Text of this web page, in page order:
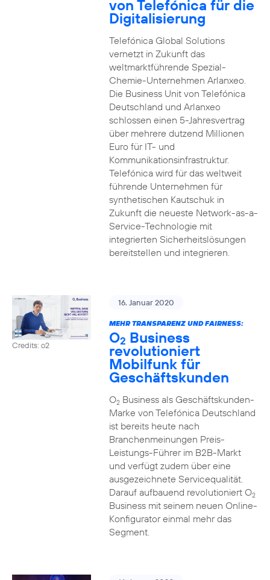
von Telefónica für die
Digitalisierung
Telefónica Global Solutions
vernetzt in Zukunft das
weltmarktführende Spezial-
Chemie-Unternehmen Arlanxeo.
Die Business Unit von Telefónica
Deutschland und Arlanxeo
schlossen einen 5-Jahresvertrag
über mehrere dutzend Millionen
Euro für IT- und
Kommunikationsinfrastruktur.
Telefónica wird für das weltweit
führende Unternehmen für
synthetischen Kautschuk in
Zukunft die neueste Network-as-a-
Service-Technologie mit
integrierten Sicherheitslösungen
bereitstellen und integrieren.
Credits: o2
16. Januar 2020
MEHR TRANSPARENZ UND FAIRNESS:
O2 Business
revolutioniert
Mobilfunk für
Geschäftskunden
O2Business als Geschäftskunden-
Marke von Telefónica Deutschland
ist bereits heute nach
Branchenmeinungen Preis-
Leistungs-Führer im B2B-Markt
und verfügt zudem über eine
ausgezeichnete Servicequalität.
Darauf aufbauend revolutioniert O2
Business mit seinem neuen Online-
Konfigurator einmal mehr das
Segment.